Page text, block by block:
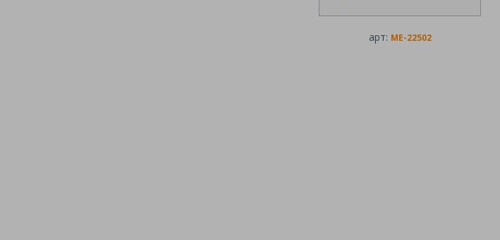
арт: ME-22502